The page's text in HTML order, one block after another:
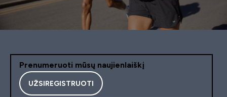
Prenumeruoti mūsų naujienlaiškį
UŽSIREGISTRUOTI